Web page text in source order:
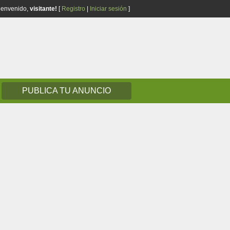
visitante! [ Registro Iniciar sesión ]
PUBLICA TU ANUNCIO